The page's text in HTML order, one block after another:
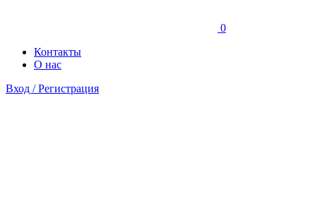
0
Контакты
О нас
Вход / Регистрация